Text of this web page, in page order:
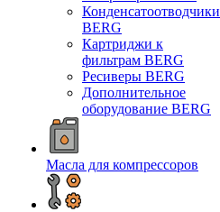
Конденсатоотводчики
BERG
Картриджи к
фильтрам BERG
Ресиверы BERG
Дополнительное
оборудование BERG
Масла для компрессоров